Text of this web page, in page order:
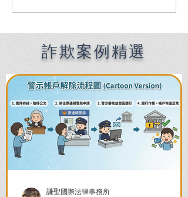
Speaking Criminal
Filipinos in Taiwan:
Chien Sheng
International Law Firm
詐欺案例精選
謙聖國際法律事務所